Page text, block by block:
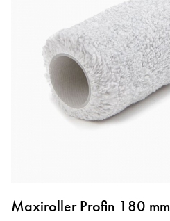
til
starten
Maxiroller Profin 180 mm